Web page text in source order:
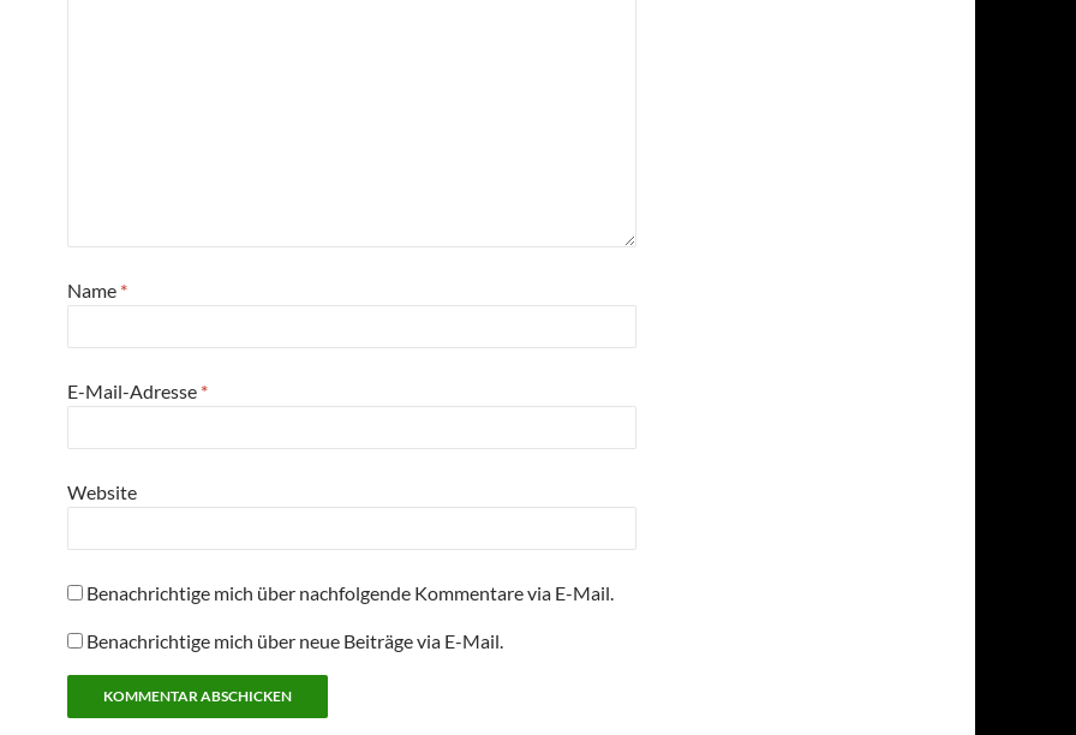
Name *
E-Mail-Adresse *
Website
Benachrichtige mich über nachfolgende Kommentare via E-Mail.
Benachrichtige mich über neue Beiträge via E-Mail.